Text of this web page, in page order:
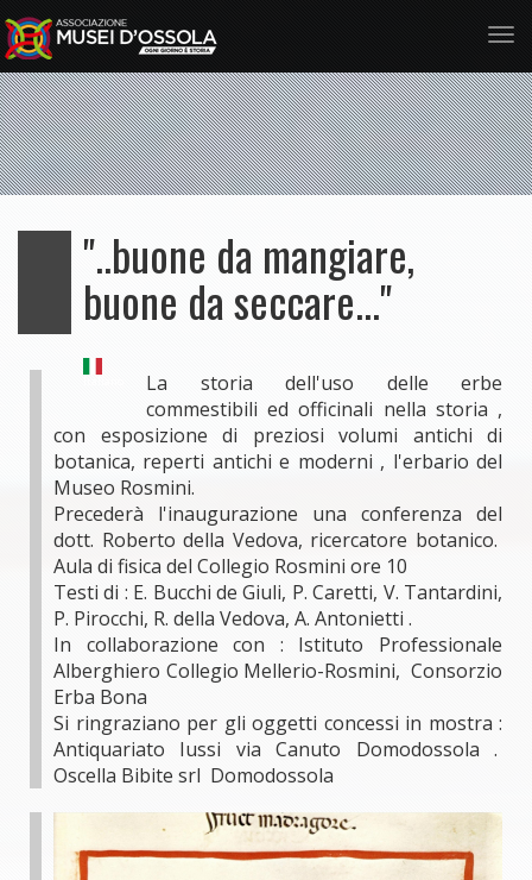
Salta
al
contenuto
principale
"..buone da mangiare,
buone da seccare..."
La storia dell'uso delle erbe
commestibili ed officinali nella storia ,
con esposizione di preziosi volumi antichi di
botanica, reperti antichi e moderni , l'erbario del
Museo Rosmini.
Precederà l'inaugurazione una conferenza del
dott. Roberto della Vedova, ricercatore botanico.
Aula di fisica del Collegio Rosmini ore 10
Testi di : E. Bucchi de Giuli, P. Caretti, V. Tantardini,
P. Pirocchi, R. della Vedova, A. Antonietti .
In collaborazione con : Istituto Professionale
Alberghiero Collegio Mellerio-Rosmini, Consorzio
Erba Bona
Si ringraziano per gli oggetti concessi in mostra :
Antiquariato Iussi via Canuto Domodossola .
Oscella Bibite srl Domodossola